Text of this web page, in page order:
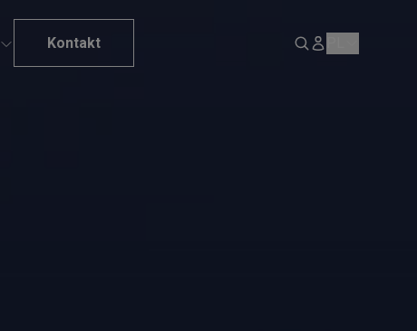
Kontakt